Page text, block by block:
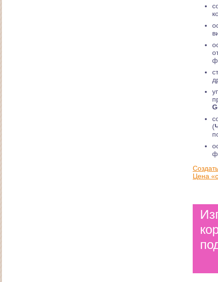
(
Цена